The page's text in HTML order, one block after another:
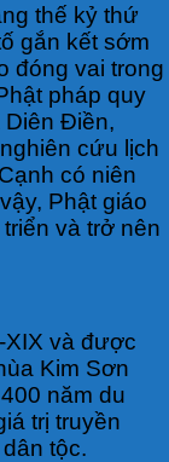
thế kỷ thứ
gắn kết sớm
đóng vai trong
pháp quy
Diên Điền,
cứu lịch
có niên
Phật giáo
và trở nên
XIX và được
Kim Sơn
năm du
trị truyền
tộc.